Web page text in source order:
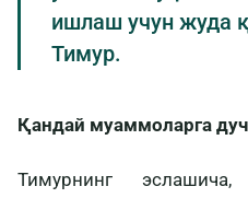
ишлаш учун жуда
Тимур.
Қандай муаммоларга
Тимурнинг